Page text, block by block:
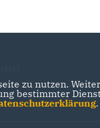
zu nutzen.
bestimmter
.